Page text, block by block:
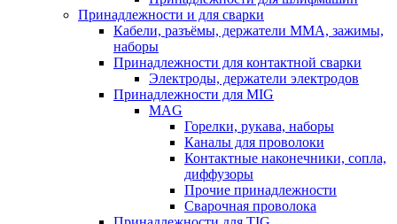
Принадлежности и для сварки
Кабели, разъёмы, держатели MMA, зажимы,
наборы
Принадлежности для контактной сварки
Электроды, держатели электродов
Принадлежности для MIG
MAG
Горелки, рукава, наборы
Каналы для проволоки
Контактные наконечники, сопла,
диффузоры
Прочие принадлежности
Сварочная проволока